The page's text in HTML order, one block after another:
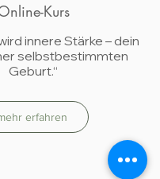
Kurs
innere Stärke – dein
selbstbestimmten
Geburt.“
erfahren